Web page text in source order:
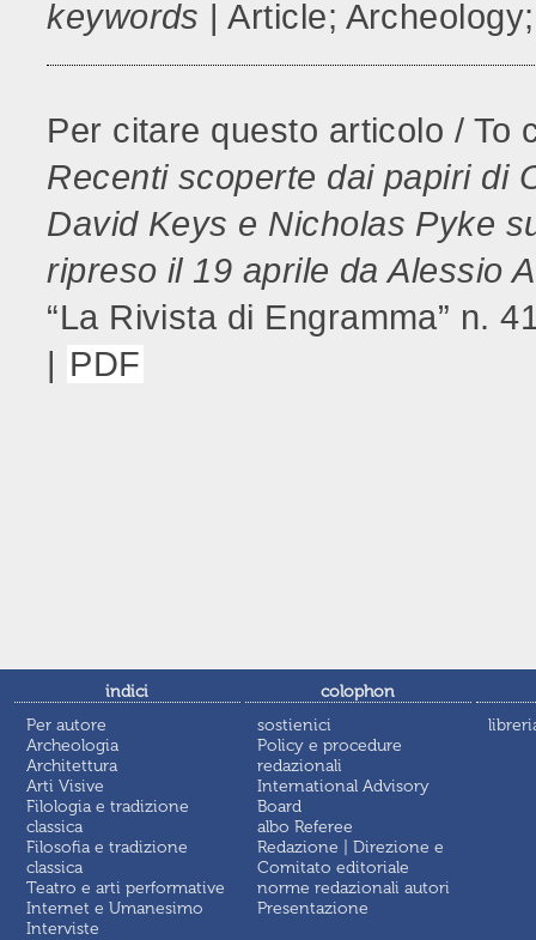
keywords | Article;
Per citare questo articolo / To
Recenti scoperte dai papiri di
David Keys e Nicholas Pyke
ripreso il 19 aprile da Alessio
“La Rivista di Engramma” n.
| PDF
indici
Per autore
Archeologia
Architettura
Arti Visive
Filologia e tradizione
classica
Filosofia e tradizione
classica
Teatro e arti performative
Internet e Umanesimo
Interviste
colophon
sostienici
Policy e procedure
redazionali
International Advisory
Board
albo Referee
Redazione | Direzione e
Comitato editoriale
norme redazionali autori
Presentazione